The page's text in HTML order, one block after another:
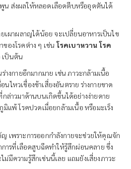
น ส่งผลให้หลอดเลือดตีบหรืออุดตันได้
ยเผาผลาญได้น้อย จะเปลี่ยนอาหารเป็นไข
องโรคต่าง ๆ เช่น โรคเบาหวาน โรค
เป็นต้น
างกายอีกมากมาย เช่น ภาวะกล้ามเนื้อ
ไหวเชื่องช้าเสี่ยงอันตราย ร่างกายขาด
ล่าวมาด้านบนเกิดขึ้นได้อย่างง่ายดาย
แพ้ โรคปวดเมื่อยกล้ามเนื้อ หรือมะเร็ง
เพราะการออกกำลังกายจะช่วยให้คุณจัก
การที่เลือดสูบฉีดทำให้รู้สึกผ่อนคลาย ซึ่ง
ม่มีความรู้สึกเช่นนี้เลย แถมยังเสี่ยงภาวะ